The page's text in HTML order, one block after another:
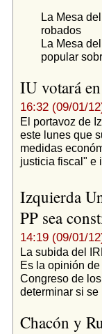
La Mesa
robados
La Mesa
popular
IU votará
16:32 (09/01/
El portavoz de
este lunes que
medidas
justicia fiscal" e
Izquierda
PP sea
14:19 (09/01/
La subida del
Es la opinión
Congreso de
determinar si se
Chacón y